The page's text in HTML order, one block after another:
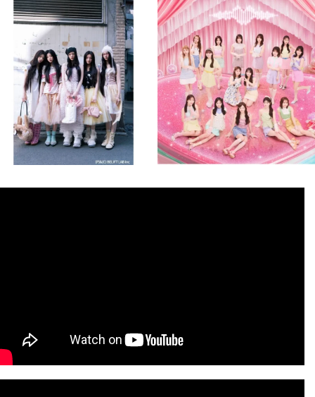
musicjapantv
💡8月特番放送決定！
8月 4
2 0
musicjapantv
💡8月特番放送決定！
...
8月 4
2 0